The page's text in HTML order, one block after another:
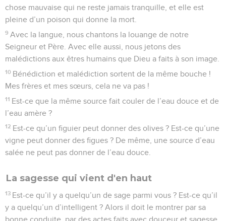
chose mauvaise qui ne reste jamais tranquille, et elle est
pleine d’un poison qui donne la mort.
9 Avec la langue, nous chantons la louange de notre
Seigneur et Père. Avec elle aussi, nous jetons des
malédictions aux êtres humains que Dieu a faits à son image.
10 Bénédiction et malédiction sortent de la même bouche !
Mes frères et mes sœurs, cela ne va pas !
11 Est-ce que la même source fait couler de l’eau douce et de
l’eau amère ?
12 Est-ce qu’un figuier peut donner des olives ? Est-ce qu’une
vigne peut donner des figues ? De même, une source d’eau
salée ne peut pas donner de l’eau douce.
La sagesse qui vient d'en haut
13 Est-ce qu’il y a quelqu’un de sage parmi vous ? Est-ce qu’il
y a quelqu’un d’intelligent ? Alors il doit le montrer par sa
bonne conduite, par des actes faits avec douceur et sagesse.